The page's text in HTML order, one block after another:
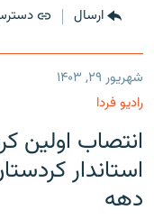
ارسال
شهریور ۲۹, ۱۴۰۳
رادیو فردا
انتصاب اولین
استاندار
دهه